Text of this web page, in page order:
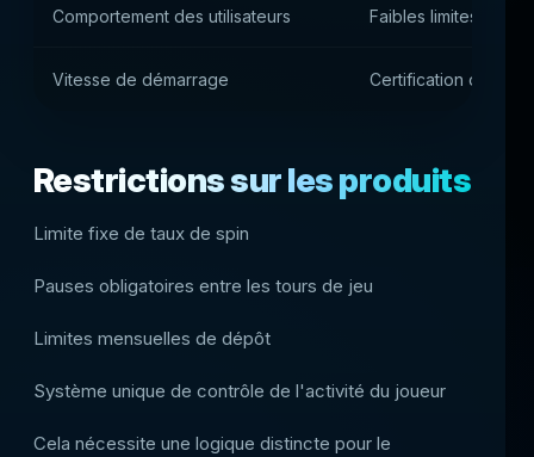
Comportement des utilisateurs Faibles limites et
Vitesse de démarrage Certification de
Restrictions sur les produits
Limite fixe de taux de spin
Pauses obligatoires entre les tours de jeu
Limites mensuelles de dépôt
Système unique de contrôle de l'activité du joueur
Cela nécessite une logique distincte pour le